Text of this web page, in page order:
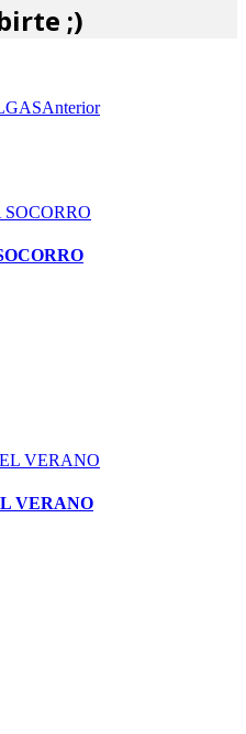
;)
Anterior
VERANO